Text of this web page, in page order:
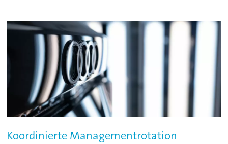
Koordinierte Managementrotation